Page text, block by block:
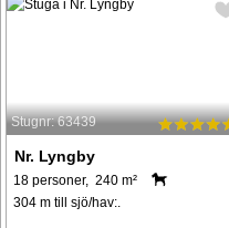
Stugnr: 63439
Nr. Lyngby
18 personer, 240 m²
304 m till sjö/hav:.